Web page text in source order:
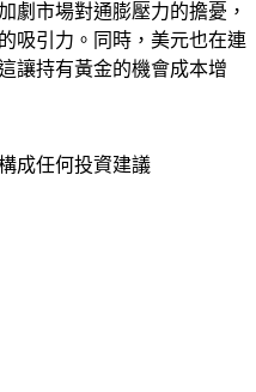
吸引力。同時，美元也在連
讓持有黃金的機會成本增